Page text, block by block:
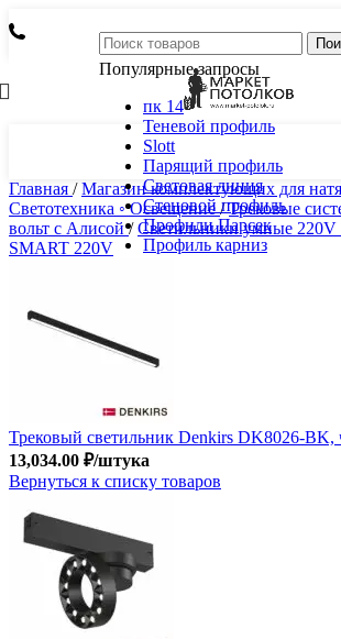
Популярные запросы
пк 14
Теневой профиль
Slott
Парящий профиль
Световая линия
Стеновой профиль
Профили Парсек
Профиль карниз
Главная / Магазин комплектующих для
Светотехника ◦ Освещение/ Трековые
вольт c Алисой/ Светильники умные 220V
SMART 220V
Трековый светильник Denkirs DK8026-BK,
13,034.00 ₽/штука
Вернуться к списку товаров